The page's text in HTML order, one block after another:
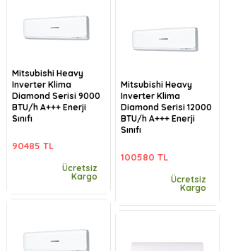
Mitsubishi Heavy
Inverter Klima
Diamond Serisi 9000
BTU/h A+++ Enerji
Sınıfı
90485 TL
Ücretsiz
Kargo
Mitsubishi Heavy
Inverter Klima
Diamond Serisi 12000
BTU/h A+++ Enerji
Sınıfı
100580 TL
Ücretsiz
Kargo